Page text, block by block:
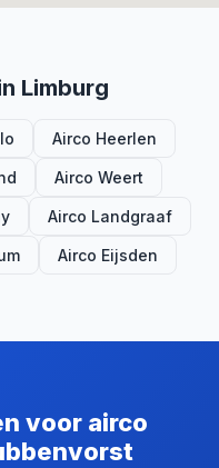
Limburg
Airco Heerlen
Airco Weert
Airco Landgraaf
Airco Eijsden
voor airco